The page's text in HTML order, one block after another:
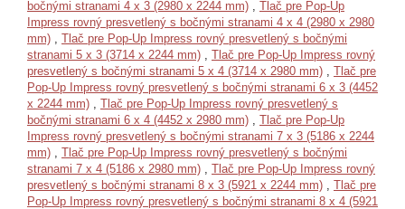
bočnými stranami 4 x 3 (2980 x 2244 mm) , Tlač pre Pop-Up
Impress rovný presvetlený s bočnými stranami 4 x 4 (2980 x 2980
mm) , Tlač pre Pop-Up Impress rovný presvetlený s bočnými
stranami 5 x 3 (3714 x 2244 mm) , Tlač pre Pop-Up Impress rovný
presvetlený s bočnými stranami 5 x 4 (3714 x 2980 mm) , Tlač pre
Pop-Up Impress rovný presvetlený s bočnými stranami 6 x 3 (4452
x 2244 mm) , Tlač pre Pop-Up Impress rovný presvetlený s
bočnými stranami 6 x 4 (4452 x 2980 mm) , Tlač pre Pop-Up
Impress rovný presvetlený s bočnými stranami 7 x 3 (5186 x 2244
mm) , Tlač pre Pop-Up Impress rovný presvetlený s bočnými
stranami 7 x 4 (5186 x 2980 mm) , Tlač pre Pop-Up Impress rovný
presvetlený s bočnými stranami 8 x 3 (5921 x 2244 mm) , Tlač pre
Pop-Up Impress rovný presvetlený s bočnými stranami 8 x 4 (5921